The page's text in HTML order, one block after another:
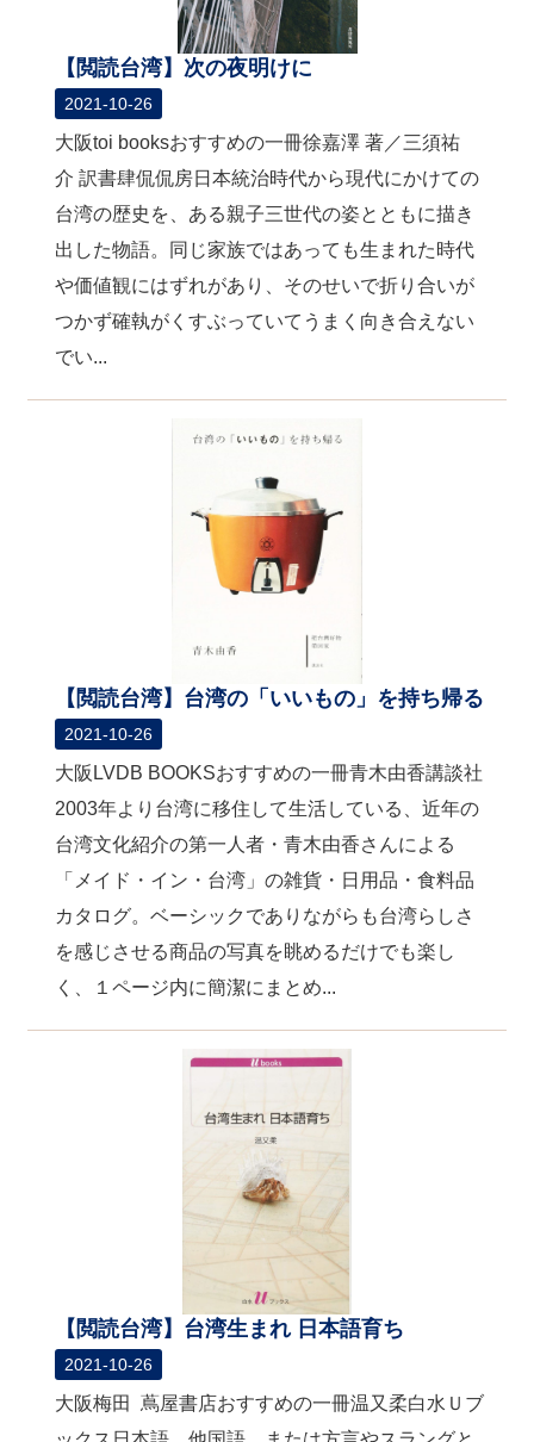
【閲読台湾】次の夜明けに
2021-10-26
大阪toi booksおすすめの一冊徐嘉澤 著／三須祐
介 訳書肆侃侃房日本統治時代から現代にかけての
台湾の歴史を、ある親子三世代の姿とともに描き
出した物語。同じ家族ではあっても生まれた時代
や価値観にはずれがあり、そのせいで折り合いが
つかず確執がくすぶっていてうまく向き合えない
でい...
【閲読台湾】台湾の「いいもの」を持ち帰る
2021-10-26
大阪LVDB BOOKSおすすめの一冊青木由香講談社
2003年より台湾に移住して生活している、近年の
台湾文化紹介の第一人者・青木由香さんによる
「メイド・イン・台湾」の雑貨・日用品・食料品
カタログ。ベーシックでありながらも台湾らしさ
を感じさせる商品の写真を眺めるだけでも楽し
く、１ページ内に簡潔にまとめ...
【閲読台湾】台湾生まれ 日本語育ち
2021-10-26
大阪梅田 蔦屋書店おすすめの一冊温又柔白水Ｕブ